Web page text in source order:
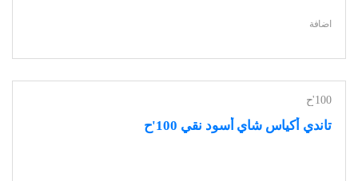
اضافة
100'ح
تاندي أكياس شاي أسود نقي 100'ح